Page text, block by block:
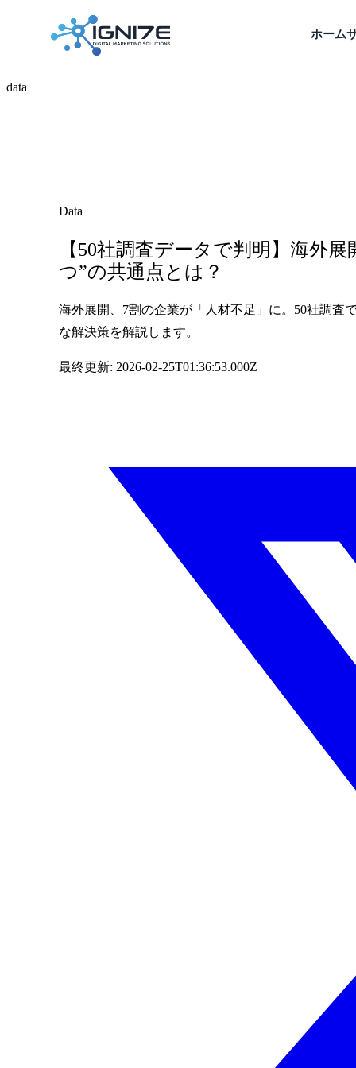
ホーム
data
Data
【50社調査データで判明】海外
つ”の共通点とは？
海外展開、7割の企業が「人材不足」に。50社調査
な解決策を解説します。
最終更新: 2026-02-25T01:36:53.000Z